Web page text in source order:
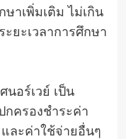
าเพิ่มเติม ไม่เกิน
ยะเวลาการศึกษา
นอร์เวย์ เป็น
กครองชำระค่า
และค่าใช้จ่ายอื่นๆ